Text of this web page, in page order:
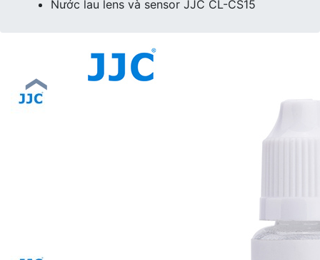
Nước lau lens và sensor JJC CL-CS15
❮